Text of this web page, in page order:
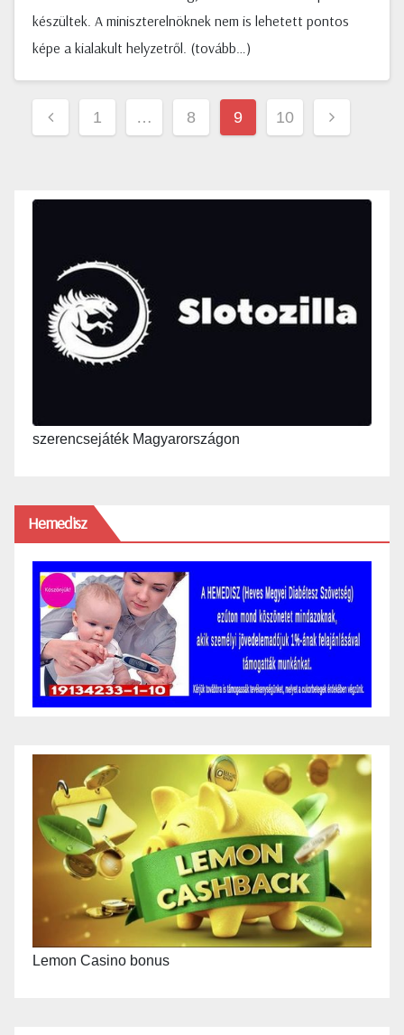
készültek. A miniszterelnöknek nem is lehetett pontos
képe a kialakult helyzetről. (tovább…)
Bejegyzések
lapozása
1 … 8 9 10
szerencsejáték Magyarországon
Hemedisz
Lemon Casino bonus